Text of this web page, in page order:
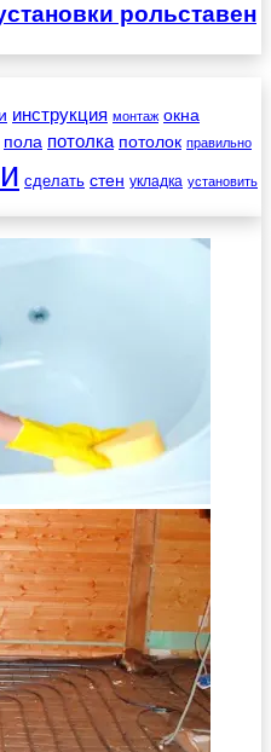
рольставен
инструкция монтаж окна
пола потолка потолок правильно
сделать стен укладка установить